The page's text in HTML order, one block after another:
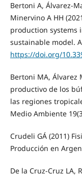
Bertoni A, Álvarez-
Minervino A HH
production systems
sustainable model.
https://doi.org/
Bertoni MA, Álvarez
productivo de los
las regiones
Medio Ambiente
Crudeli GÁ (2011)
Producción en
De la Cruz-Cruz LA,